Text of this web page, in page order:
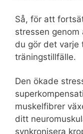
Så, för att
stressen
du gör det varje
träningstillfälle.
Den ökade
muskelfibrer
ditt
synkronisera